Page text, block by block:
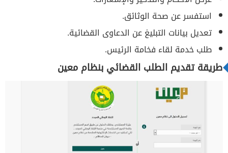
استفسر عن صحة الوثائق.
تعديل بيانات التبليغ عن الدعاوى القضائية.
طلب خدمة لقاء فخامة الرئيس.
طريقة تقديم الطلب القضائي بنظام معين